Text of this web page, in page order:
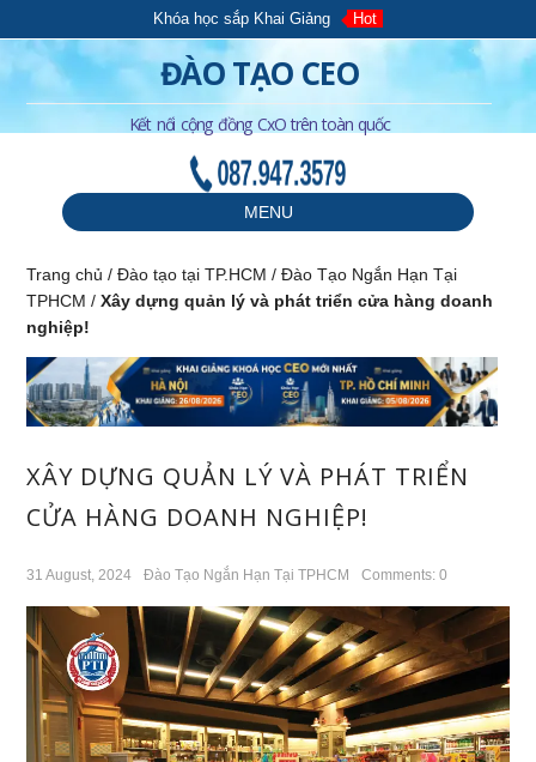
Khóa học sắp Khai Giảng Hot
ĐÀO TẠO CEO
Kết nối cộng đồng CxO trên toàn quốc
087.947.3579
MENU
Trang chủ /Đào tạo tại TP.HCM /Đào Tạo Ngắn Hạn Tại
TPHCM /Xây dựng quản lý và phát triển cửa hàng doanh
nghiệp!
XÂY DỰNG QUẢN LÝ VÀ PHÁT TRIỂN
CỬA HÀNG DOANH NGHIỆP!
31 August, 2024 Đào Tạo Ngắn Hạn Tại TPHCM Comments: 0